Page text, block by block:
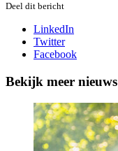
Deel dit bericht
LinkedIn
Twitter
Facebook
Bekijk meer nieuws